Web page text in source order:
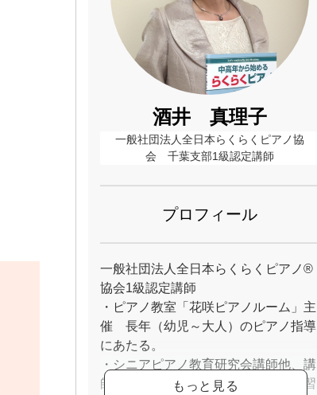
酒井 真理子
一般社団法人全日本らくらくピアノ協
会　千葉支部1級認定講師
プロフィール
一般社団法人全日本らくらくピアノ®
協会1級認定講師
・ピアノ教室「花咲ピアノルーム」主
催 長年（幼児～大人）のピアノ指導
にあたる。
・シニアピアノ教育研究会講師他、講
師資格を活かしカルチャー、生涯学習